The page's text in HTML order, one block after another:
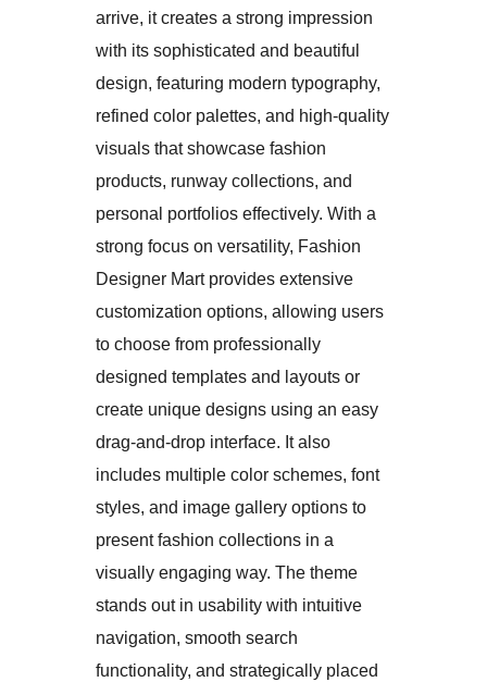
arrive, it creates a strong impression
with its sophisticated and beautiful
design, featuring modern typography,
refined color palettes, and high-quality
visuals that showcase fashion
products, runway collections, and
personal portfolios effectively. With a
strong focus on versatility, Fashion
Designer Mart provides extensive
customization options, allowing users
to choose from professionally
designed templates and layouts or
create unique designs using an easy
drag-and-drop interface. It also
includes multiple color schemes, font
styles, and image gallery options to
present fashion collections in a
visually engaging way. The theme
stands out in usability with intuitive
navigation, smooth search
functionality, and strategically placed